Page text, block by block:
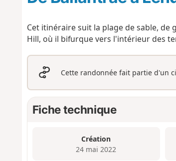
Cet itinéraire suit la plage de sable, de
Hill, où il bifurque vers l'intérieur des
Cette randonnée fait partie d'un
Fiche technique
Création
24 mai 2022